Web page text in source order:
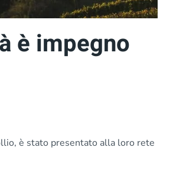
è impegno
è stato presentato alla loro rete